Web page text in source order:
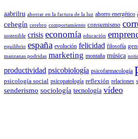
aabrilru ahorrar en la factura de la luz ahorro energético
cehegín cerebro comportamiento consumismo
sostenible crisis economía educación
equilibrio españa evolución felicidad filosofía
manzanas podridas marketing montaña música
productividad psicobiología psicofarmacología
psicología social psicopatología reflexión relaciones
senderismo sociología tecnología vídeo